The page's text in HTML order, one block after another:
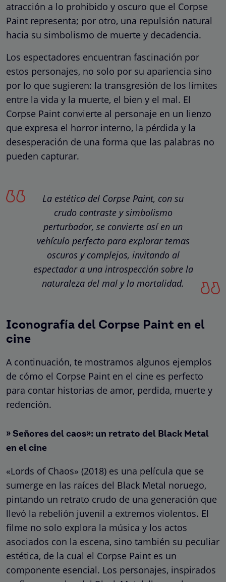
atracción a lo prohibido y oscuro que el Corpse
Paint representa; por otro, una repulsión natural
hacia su simbolismo de muerte y decadencia.
Los espectadores encuentran fascinación por
estos personajes, no solo por su apariencia sino
por lo que sugieren: la transgresión de los límites
entre la vida y la muerte, el bien y el mal. El
Corpse Paint convierte al personaje en un lienzo
que expresa el horror interno, la pérdida y la
desesperación de una forma que las palabras no
pueden capturar.
La estética del Corpse Paint, con su
crudo contraste y simbolismo
perturbador, se convierte así en un
vehículo perfecto para explorar temas
oscuros y complejos, invitando al
espectador a una introspección sobre la
naturaleza del mal y la mortalidad.
Iconografía del Corpse Paint en el
cine
A continuación, te mostramos algunos ejemplos
de cómo el Corpse Paint en el cine es perfecto
para contar historias de amor, perdida, muerte y
redención.
» Señores del caos»: un retrato del Black Metal
en el cine
«Lords of Chaos» (2018) es una película que se
sumerge en las raíces del Black Metal noruego,
pintando un retrato crudo de una generación que
llevó la rebelión juvenil a extremos violentos. El
filme no solo explora la música y los actos
asociados con la escena, sino también su peculiar
estética, de la cual el Corpse Paint es un
componente esencial. Los personajes, inspirados